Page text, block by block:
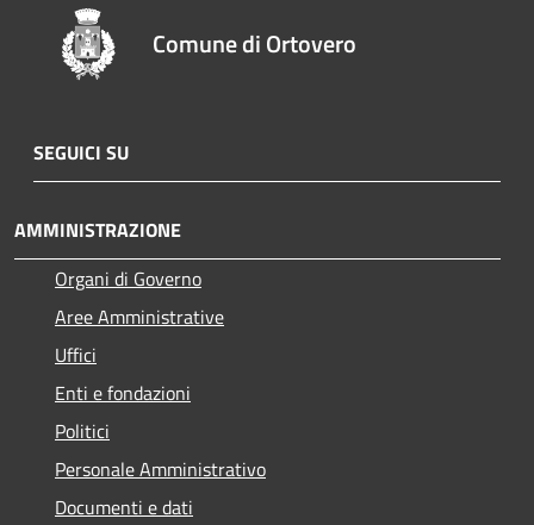
Comune di Ortovero
SEGUICI SU
AMMINISTRAZIONE
Organi di Governo
Aree Amministrative
Uffici
Enti e fondazioni
Politici
Personale Amministrativo
Documenti e dati